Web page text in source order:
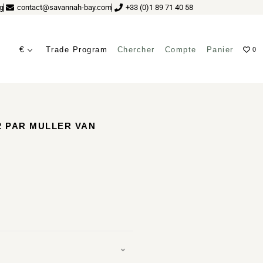
contact@savannah-bay.com +33 (0)1 89 71 40 58
€ Trade Program Chercher Compte Panier 0
PAR MULLER VAN